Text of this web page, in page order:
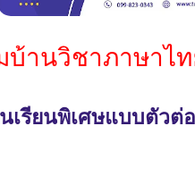
านวิชาภาษาไท
รียนพิเศษแบบตัวต่